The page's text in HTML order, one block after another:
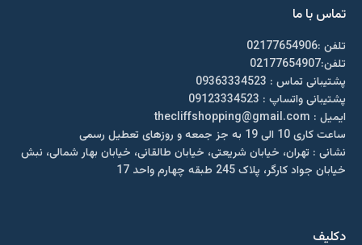
تماس با ما
تلفن :02177654906
تلفن:02177654907
پشتیبانی تماس : 09363334523
پشتیبانی واتساپ : 09123334523
ايميل : thecliffshopping@gmail.com
ساعت کاری 10 الی 19 به جز جمعه و روزهای تعطیل رسمی
نشانی : تهران، خیابان شریعتی، خیابان طالقانی، خیابان بهار شمالی، نبش
خیابان جواد کارگر، پلاک 245 طبقه چهارم واحد 17
دکلیف​